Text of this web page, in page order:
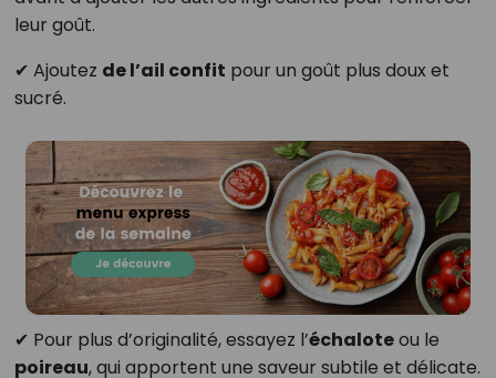
leur goût.
✔ Ajoutez de l’ail confit pour un goût plus doux et
sucré.
✔ Pour plus d’originalité, essayez l’échaloteou le
poireau, qui apportent une saveur subtile et délicate.